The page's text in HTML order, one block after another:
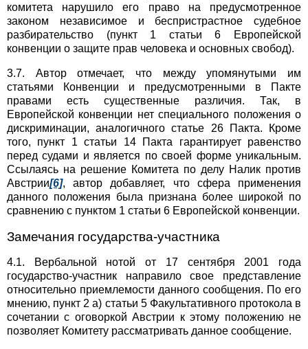
комитета нарушило его право на предусмотренное
законом независимое и беспристрастное судебное
разбирательство (пункт 1 статьи 6 Европейской
конвенции о защите прав человека и основных свобод).
3.7. Автор отмечает, что между упомянутыми им
статьями Конвенции и предусмотренными в Пакте
правами есть существенные различия. Так, в
Европейской конвенции нет специального положения о
дискриминации, аналогичного статье 26 Пакта. Кроме
того, пункт 1 статьи 14 Пакта гарантирует равенство
перед судами и является по своей форме уникальным.
Ссылаясь на решение Комитета по делу Налик против
Австрии[6], автор добавляет, что сфера применения
данного положения была признана более широкой по
сравнению с пунктом 1 статьи 6 Европейской конвенции.
Замечания государства-участника
4.1. Вербальной нотой от 17 сентября 2001 года
государство-участник направило свое представление
относительно приемлемости данного сообщения. По его
мнению, пункт 2 а) статьи 5 Факультативного протокола в
сочетании с оговоркой Австрии к этому положению не
позволяет Комитету рассматривать данное сообщение.